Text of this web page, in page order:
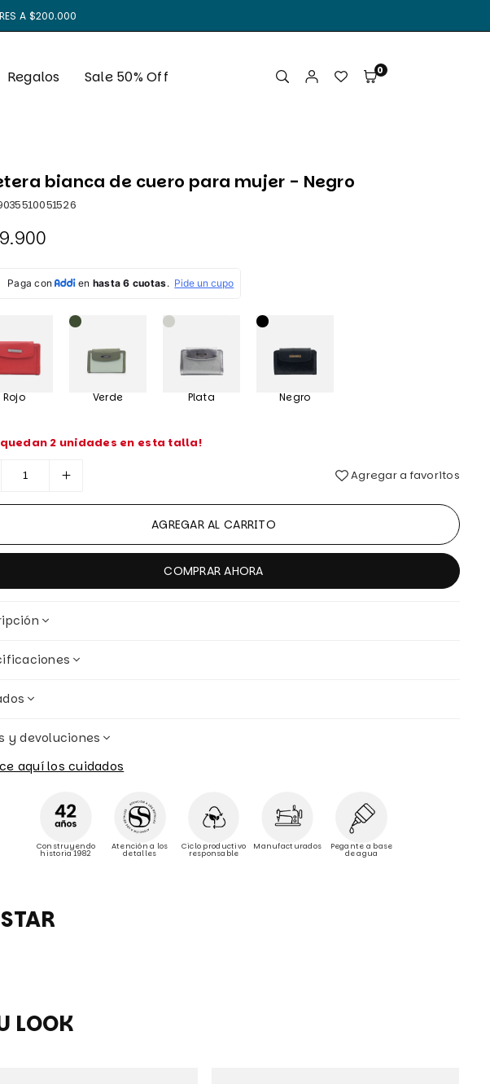
A $200.000
Regalos Sale 50% Off 0
bianca de cuero para mujer - Negro
Rojo Verde Plata Negro
quedan 2 unidades en esta talla!
Agregar a favoritos
AGREGAR AL CARRITO
COMPRAR AHORA
y devoluciones
aquí los cuidados
Construyendo
historia 1982
Atención a los
detalles
Ciclo productivo
responsable
Manufacturados Pegante a base
de agua
LOOK